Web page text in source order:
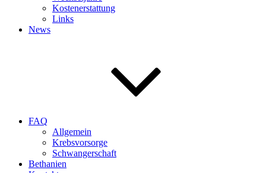
Kostenerstattung
Links
News
FAQ
Allgemein
Krebsvorsorge
Schwangerschaft
Bethanien